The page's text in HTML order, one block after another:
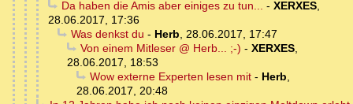
Da haben die Amis aber einiges zu tun... - XERXES,
28.06.2017, 17:36
Was denkst du - Herb, 28.06.2017, 17:47
Von einem Mitleser @ Herb... ;-) - XERXES,
28.06.2017, 18:53
Wow externe Experten lesen mit- Herb,
28.06.2017, 20:48